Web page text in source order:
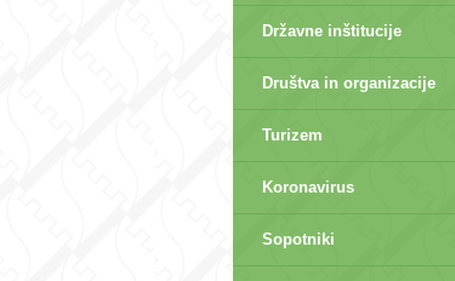
Državne inštitucije
Društva in organizacije
Turizem
Koronavirus
Sopotniki